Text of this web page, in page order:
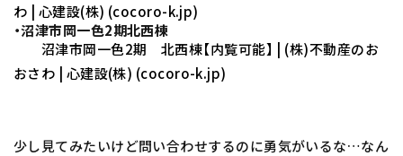
わ | 心建設(株) (cocoro-k.jp)
・沼津市岡一色2期北西棟
沼津市岡一色2期 北西棟【内覧可能】 | (株)不動産のお
おさわ | 心建設(株) (cocoro-k.jp)
少し見てみたいけど問い合わせするのに勇気がいるな…なん